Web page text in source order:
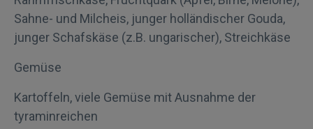
Sahne- und Milcheis, junger holländischer Gouda,
junger Schafskäse (z.B. ungarischer), Streichkäse
Gemüse
Kartoffeln, viele Gemüse mit Ausnahme der
tyraminreichen